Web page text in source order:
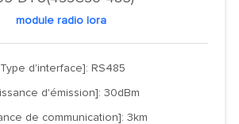
module radio lora
d'interface]: RS485
d'émission]: 30dBm
de communication]: 3km